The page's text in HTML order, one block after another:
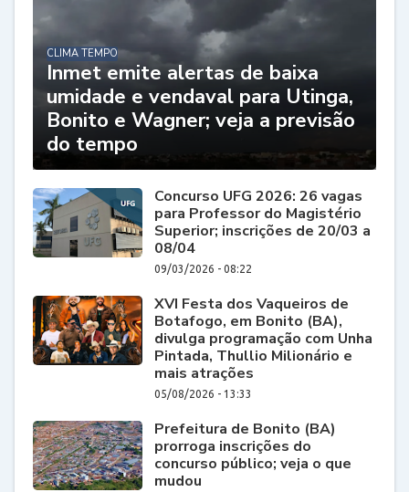
CLIMA TEMPO
Inmet emite alertas de baixa
umidade e vendaval para Utinga,
Bonito e Wagner; veja a previsão
do tempo
Concurso UFG 2026: 26 vagas
para Professor do Magistério
Superior; inscrições de 20/03 a
08/04
09/03/2026 - 08:22
XVI Festa dos Vaqueiros de
Botafogo, em Bonito (BA),
divulga programação com Unha
Pintada, Thullio Milionário e
mais atrações
05/08/2026 - 13:33
Prefeitura de Bonito (BA)
prorroga inscrições do
concurso público; veja o que
mudou